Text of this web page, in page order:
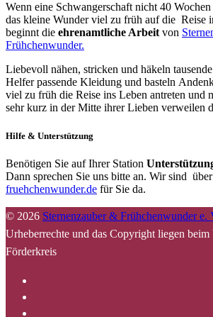
Wenn eine Schwangerschaft nicht 40
das kleine Wunder viel zu früh auf die Reise
beginnt die ehrenamtliche Arbeit von
Frühchenwunder.
Liebevoll nähen, stricken und häkeln
Helfer passende Kleidung und basteln
viel zu früh die Reise ins Leben antreten und
sehr kurz in der Mitte ihrer Lieben verweilen
Hilfe & Unterstützung
Benötigen Sie auf Ihrer Station
Dann sprechen Sie uns bitte an. Wir sind über
fruehchenwunder.de für Sie da.
© 2026 Sternenzauber & Frühchenwunder e.
Urheberrechte und das Copyright liegen beim
Förderkreis